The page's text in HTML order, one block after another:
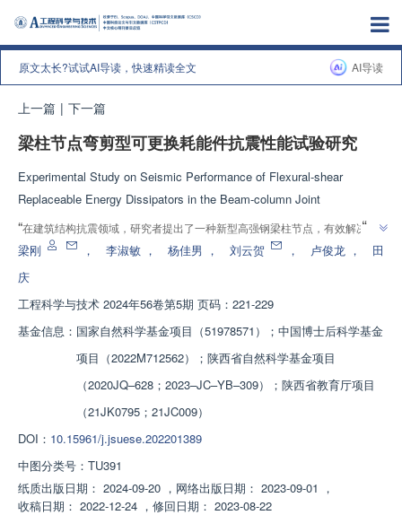
原文太长?试试AI导读，快速精读全文 AI导读
上一篇 | 下一篇
梁柱节点弯剪型可更换耗能件抗震性能试验研究
Experimental Study on Seismic Performance of Flexural-shear
Replaceable Energy Dissipators in the Beam-column Joint
“在建筑结构抗震领域，研究者提出了一种新型高强钢梁柱节点，有效解决了
阻尼器受压屈曲问题，具有震后易修复等优势。”
”
梁刚 ， 李淑敏 ， 杨佳男 ， 刘云贺 ， 卢俊龙 ，
田
庆
工程科学与技术 2024年56卷第5期 页码：221-229
基金信息： 国家自然科学基金项目（51978571）；中国博士后科学基金
项目（2022M712562）；陕西省自然科学基金项目
（2020JQ–628；2023–JC–YB–309）；陕西省教育厅项目
（21JK0795；21JC009）
DOI： 10.15961/j.jsuese.202201389
中图分类号： TU391
纸质出版日期： 2024-09-20 ， 网络出版日期： 2023-09-01 ，
收稿日期： 2022-12-24 ， 修回日期： 2023-08-22